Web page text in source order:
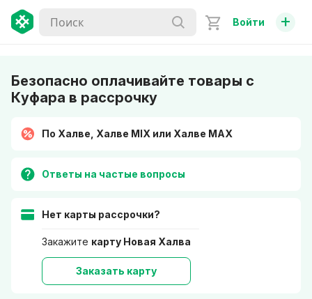
Войти +
Безопасно оплачивайте товары с
Куфара в рассрочку
По Халве, Халве MIX или Халве MAX
Ответы на частые вопросы
Нет карты рассрочки?
Закажите карту Новая Халва
Заказать карту